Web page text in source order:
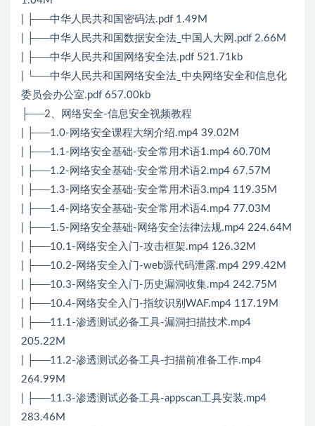
| ├──中华人民共和国密码法.pdf 1.49M
| ├──中华人民共和国数据安全法_中国人大网.pdf 2.66M
| ├──中华人民共和国网络安全法.pdf 521.71kb
| └──中华人民共和国网络安全法_中央网络安全和信息化
委员会办公室.pdf 657.00kb
├──2、网络安全-信息安全视频教程
| ├──1.0-网络安全课程大纲介绍.mp4 39.02M
| ├──1.1-网络安全基础-安全常用术语1.mp4 60.70M
| ├──1.2-网络安全基础-安全常用术语2.mp4 67.57M
| ├──1.3-网络安全基础-安全常用术语3.mp4 119.35M
| ├──1.4-网络安全基础-安全常用术语4.mp4 77.03M
| ├──1.5-网络安全基础-网络安全法律法规.mp4 224.64M
| ├──10.1-网络安全入门-攻击框架.mp4 126.32M
| ├──10.2-网络安全入门-web源代码泄露.mp4 299.42M
| ├──10.3-网络安全入门-历史漏洞收集.mp4 242.75M
| ├──10.4-网络安全入门-指纹识别WAF.mp4 117.19M
| ├──11.1-渗透测试必备工具-漏洞扫描技术.mp4
205.22M
| ├──11.2-渗透测试必备工具-扫描前准备工作.mp4
264.99M
| ├──11.3-渗透测试必备工具-appscan工具安装.mp4
283.46M